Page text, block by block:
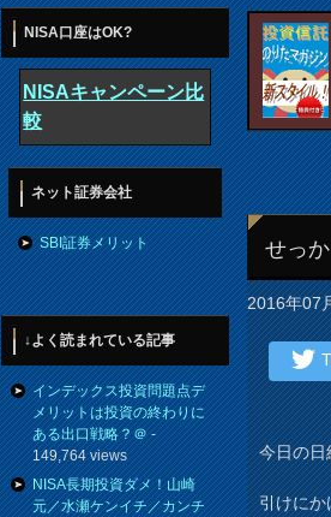
せっ
2016年07
今日の日
引けにか
NISA口座はOK?
NISAキャンペーン比
較
ネット証券会社
SBI証券メリット
↓よく読まれている記事
インデックス投資問題点デ
メリットは投資の終わりに
ある出口戦略？＠-
149,764 views
NISA長期投資ダメ！山崎
元／水瀬ケンイチ／カンチ